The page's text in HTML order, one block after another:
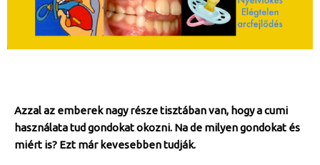
Azzal az emberek nagy része tisztában van, hogy a cumi
használata tud gondokat okozni. Na de milyen gondokat és
miért is? Ezt már kevesebben tudják.